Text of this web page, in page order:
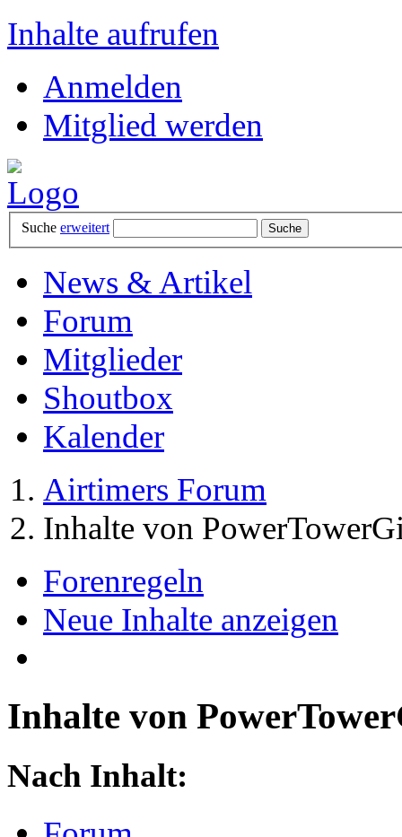
Inhalte aufrufen
Anmelden
Mitglied werden
Suche erweitert
News & Artikel
Forum
Mitglieder
Shoutbox
Kalender
Airtimers Forum
Inhalte von
Forenregeln
Neue Inhalte anzeigen
Inhalte von
Nach Inhalt: